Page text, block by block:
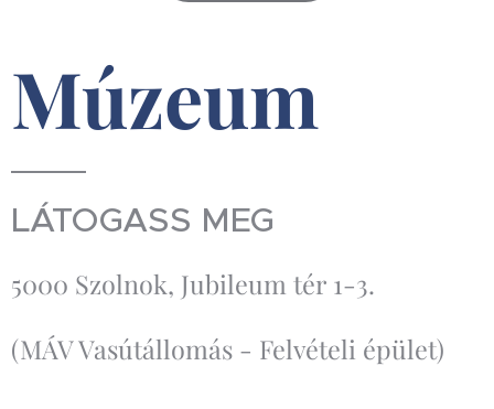
Múzeum
LÁTOGASS MEG
5000 Szolnok, Jubileum tér 1-3.
(MÁV Vasútállomás - Felvételi épület)